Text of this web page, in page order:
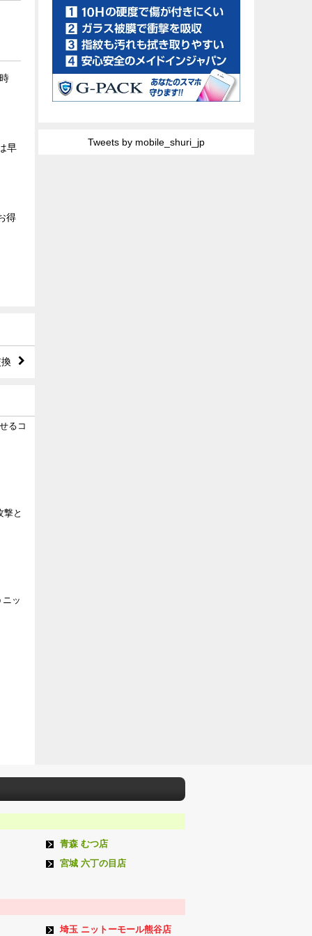
早
得
るコ
撃と
ニッ
Tweets by mobile_shuri_jp
青森 むつ店
宮城 六丁の目店
埼玉 ニットーモール熊谷店